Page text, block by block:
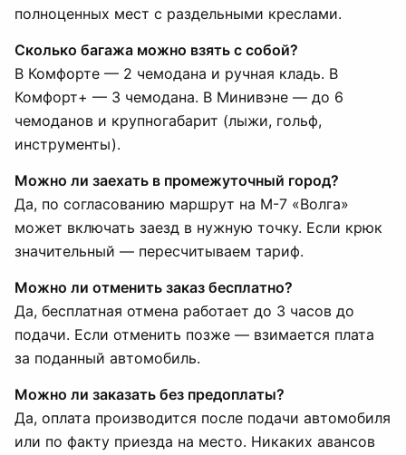
полноценных мест с раздельными креслами.
Сколько багажа можно взять с собой?
В Комфорте — 2 чемодана и ручная кладь. В
Комфорт+ — 3 чемодана. В Минивэне — до 6
чемоданов и крупногабарит (лыжи, гольф,
инструменты).
Можно ли заехать в промежуточный город?
Да, по согласованию маршрут на М-7 «Волга»
может включать заезд в нужную точку. Если крюк
значительный — пересчитываем тариф.
Можно ли отменить заказ бесплатно?
Да, бесплатная отмена работает до 3 часов до
подачи. Если отменить позже — взимается плата
за поданный автомобиль.
Можно ли заказать без предоплаты?
Да, оплата производится после подачи автомобиля
или по факту приезда на место. Никаких авансов